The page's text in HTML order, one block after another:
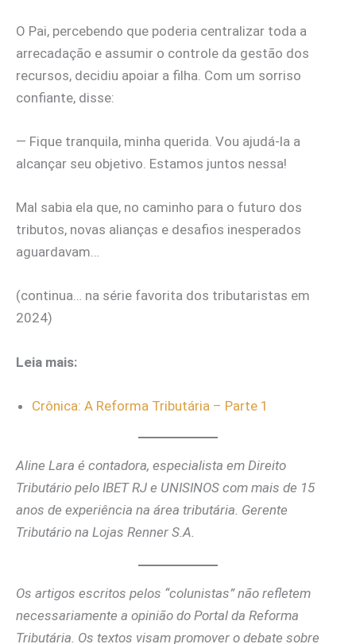
O Pai, percebendo que poderia centralizar toda a
arrecadação e assumir o controle da gestão dos
recursos, decidiu apoiar a filha. Com um sorriso
confiante, disse:
— Fique tranquila, minha querida. Vou ajudá-la a
alcançar seu objetivo. Estamos juntos nessa!
Mal sabia ela que, no caminho para o futuro dos
tributos, novas alianças e desafios inesperados
aguardavam…
(continua… na série favorita dos tributaristas em
2024)
Leia mais:
Crônica: A Reforma Tributária – Parte 1
Aline Lara é contadora, especialista em Direito
Tributário pelo IBET RJ e UNISINOS com mais de 15
anos de experiência na área tributária. Gerente
Tributário na Lojas Renner S.A.
Os artigos escritos pelos “colunistas” não refletem
necessariamente a opinião do Portal da Reforma
Tributária. Os textos visam promover o debate sobre